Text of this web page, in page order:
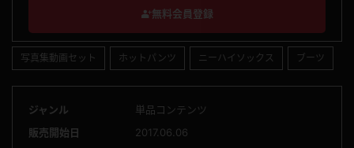
写真集動画セット ホットパンツ ニーハイソックス ブーツ
ジャンル
単品コンテンツ
販売開始日
2017.06.06
無料会員登録